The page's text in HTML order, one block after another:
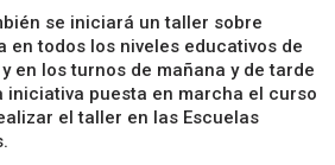
se iniciará un taller sobre
en todos los niveles educativos de
en los turnos de mañana y de tarde
iniciativa puesta en marcha el curso
el taller en las Escuelas